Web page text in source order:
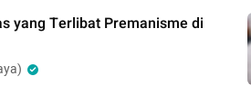
yang Terlibat Premanisme di